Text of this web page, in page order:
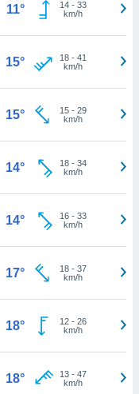
11° 14- 33
km/h
15° 18- 41
km/h
15° 15- 29
km/h
14° 18- 34
km/h
14° 16- 33
km/h
17° 18- 37
km/h
18° 12- 26
km/h
18° 13- 47
km/h